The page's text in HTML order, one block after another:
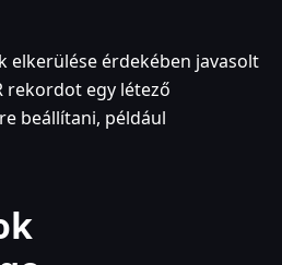
elkerülése érdekében javasolt
rekordot egy létező
beállítani, például